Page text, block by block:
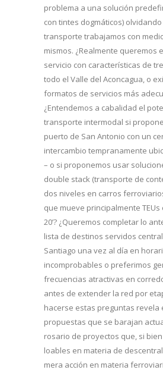
problema a una solución
con tintes dogmáticos)
transporte trabajamos con
mismos. ¿Realmente queremos
servicio con características de
todo el Valle del Aconcagua, o
formatos de servicios más
¿Entendemos a cabalidad el
transporte intermodal si
puerto de San Antonio con un
intercambio tempranamente
– o si proponemos usar
double stack (transporte de
dos niveles en carros
que mueve principalmente
20’? ¿Queremos completar lo
lista de destinos servidos
Santiago una vez al día en
incomprobables o preferimos
frecuencias atractivas en
antes de extender la red por
hacerse estas preguntas revela
propuestas que se barajan
rosario de proyectos que, si
loables en materia de
mera acción en materia